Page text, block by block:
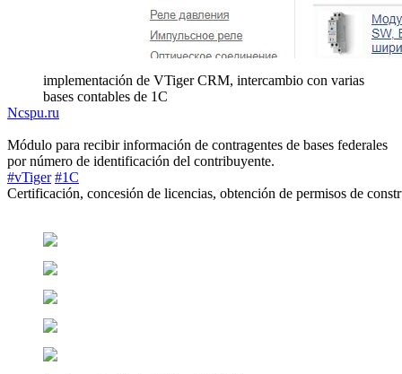
implementación de VTiger CRM, intercambio con varias
bases contables de 1C
Ncspu.ru
Módulo para recibir información de contragentes de bases federales
por número de identificación del contribuyente.
#vTiger #1C
Certificación, concesión de licencias, obtención de permisos de